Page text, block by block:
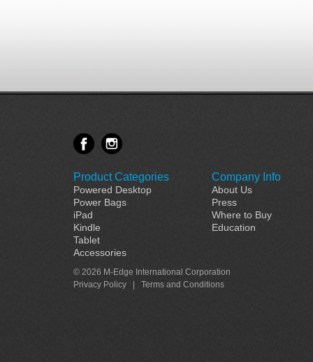
Product Categories
Powered Desktop
Power Bags
iPad
Kindle
Tablet
Accessories
Company Info
About Us
Press
Where to Buy
Education
© 2026 M-Edge International Corporation
Privacy Policy
Terms and Conditions